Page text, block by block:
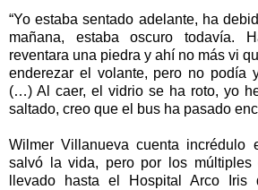
“Yo estaba sentado adelante, ha
mañana, estaba oscuro todavía.
reventara una piedra y ahí no más vi
enderezar el volante, pero no podía
(…) Al caer, el vidrio se ha roto, yo
saltado, creo que el bus ha pasado
Wilmer Villanueva cuenta incrédulo
salvó la vida, pero por los múltiples
llevado hasta el Hospital Arco